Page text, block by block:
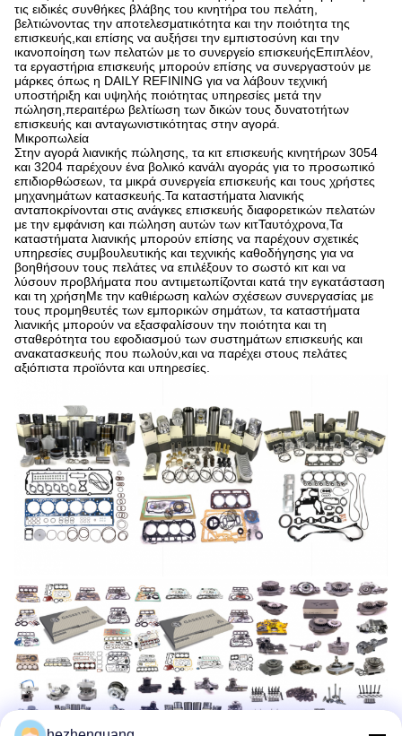
τις ειδικές συνθήκες βλάβης του κινητήρα του πελάτη,
βελτιώνοντας την αποτελεσματικότητα και την ποιότητα της
επισκευής,και επίσης να αυξήσει την εμπιστοσύνη και την
ικανοποίηση των πελατών με το συνεργείο επισκευήςΕπιπλέον,
τα εργαστήρια επισκευής μπορούν επίσης να συνεργαστούν με
μάρκες όπως η DAILY REFINING για να λάβουν τεχνική
υποστήριξη και υψηλής ποιότητας υπηρεσίες μετά την
πώληση,περαιτέρω βελτίωση των δικών τους δυνατοτήτων
επισκευής και ανταγωνιστικότητας στην αγορά.
Μικροπωλεία
Στην αγορά λιανικής πώλησης, τα κιτ επισκευής κινητήρων 3054
και 3204 παρέχουν ένα βολικό κανάλι αγοράς για το προσωπικό
επιδιορθώσεων, τα μικρά συνεργεία επισκευής και τους χρήστες
μηχανημάτων κατασκευής.Τα καταστήματα λιανικής
ανταποκρίνονται στις ανάγκες επισκευής διαφορετικών πελατών
με την εμφάνιση και πώληση αυτών των κιτΤαυτόχρονα,Τα
καταστήματα λιανικής μπορούν επίσης να παρέχουν σχετικές
υπηρεσίες συμβουλευτικής και τεχνικής καθοδήγησης για να
βοηθήσουν τους πελάτες να επιλέξουν το σωστό κιτ και να
λύσουν προβλήματα που αντιμετωπίζονται κατά την εγκατάσταση
και τη χρήσηΜε την καθιέρωση καλών σχέσεων συνεργασίας με
τους προμηθευτές των εμπορικών σημάτων, τα καταστήματα
λιανικής μπορούν να εξασφαλίσουν την ποιότητα και τη
σταθερότητα του εφοδιασμού των συστημάτων επισκευής και
ανακατασκευής που πωλούν,και να παρέχει στους πελάτες
αξιόπιστα προϊόντα και υπηρεσίες.